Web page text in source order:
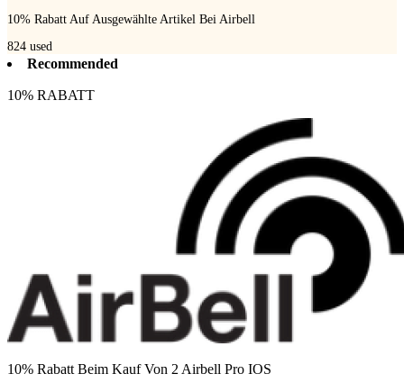
10% Rabatt Auf Ausgewählte Artikel Bei Airbell
824 used
Recommended
10% RABATT
10% Rabatt Beim Kauf Von 2 Airbell Pro IOS